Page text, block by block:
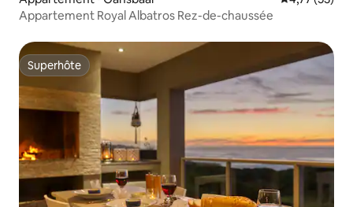
Appartement Royal Albatros Rez-de-chaussée
Superhôte
Superhôte